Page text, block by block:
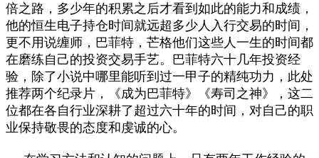
倍之路，多少年的积累之后才看到如此的能力和成绩，
他的恒生电子持仓时间就远超多少人入行交易的时间，
更不用说缠师，巴菲特，芒格他们这些人一生的时间都
在磨练自己的投资交易手艺。巴菲特六十几年投资经
验，除了小说中哪里能听到过一甲子的精纯功力，此处
推荐两个纪录片，《成为巴菲特》《寿司之神》，这二
位都在各自行业深耕了超过六十年的时间，对自己的职
业保持敬畏的态度和虔诚的心。